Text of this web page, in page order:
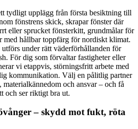
tydligt upplägg från första besiktning till
fönstrens skick, skrapar fönster där
eller sprucket fönsterkitt, grundmålar för
med hållbar toppfärg för nordiskt klimat.
under rätt väderförhållanden för
För dig som förvaltar fastigheter eller
vi etappvis, störningsfritt arbete med
kommunikation. Välj en pålitlig partner
och ansvar – och få
och ser riktigt bra ut.
– skydd mot fukt, röta